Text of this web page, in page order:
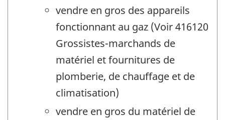
vendre en gros des appareils
fonctionnant au gaz (Voir 416120
Grossistes-marchands de
matériel et fournitures de
plomberie, de chauffage et de
climatisation)
vendre en gros du matériel de